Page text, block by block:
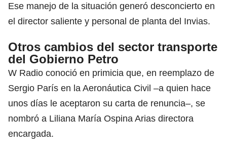
Ese manejo de la situación generó desconcierto en
el director saliente y personal de planta del Invias.
Otros cambios del sector transporte
del Gobierno Petro
W Radio conoció en primicia que, en reemplazo de
Sergio París en la Aeronáutica Civil –a quien hace
unos días le aceptaron su carta de renuncia–, se
nombró a Liliana María Ospina Arias directora
encargada.